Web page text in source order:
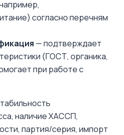
согласно перечням
— подтверждает
(ГОСТ, органика,
при работе с
наличие ХАССП,
партия/серия, импорт